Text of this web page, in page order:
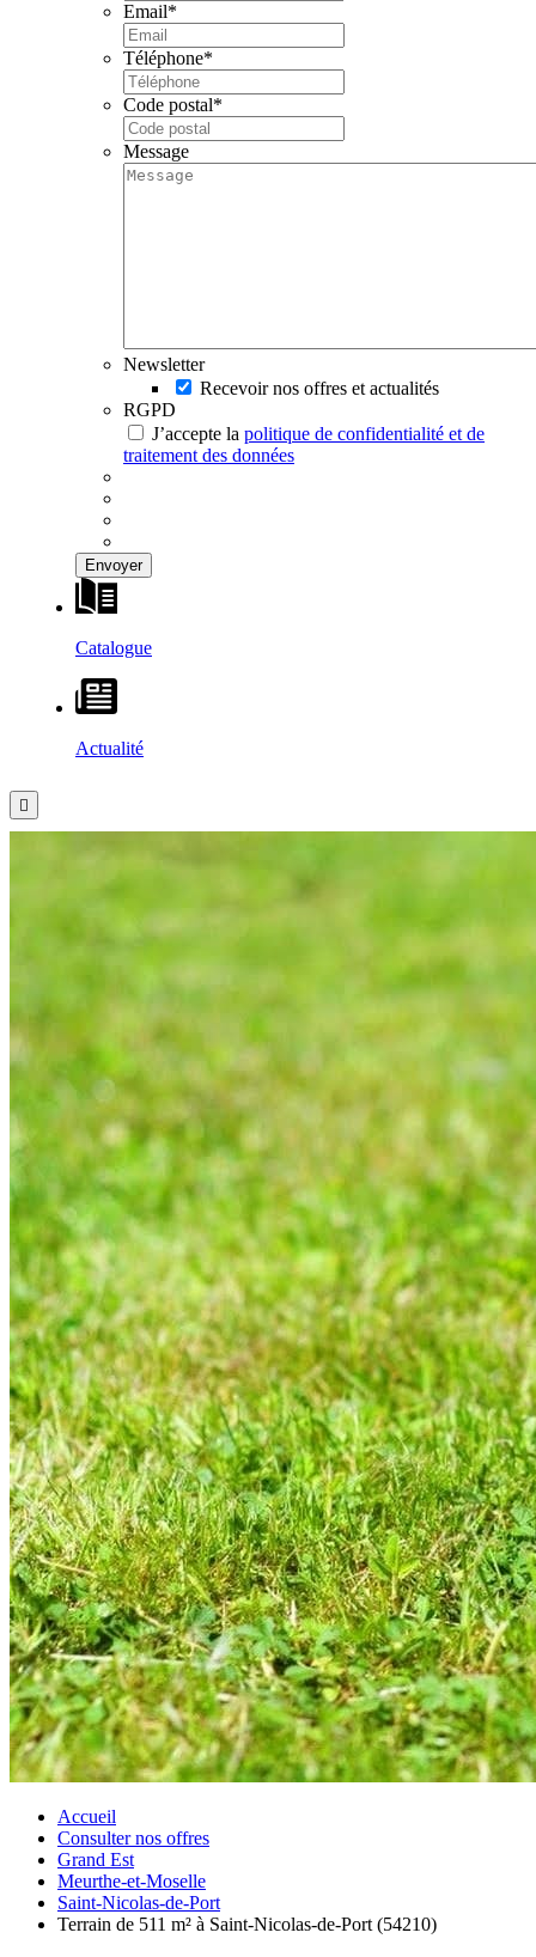
Email*
Téléphone*
Code postal*
Message
Newsletter
Recevoir nos offres et actualités
RGPD
J’accepte la politique de confidentialité et de
traitement des données
Catalogue
Actualité
Accueil
Consulter nos offres
Grand Est
Meurthe-et-Moselle
Saint-Nicolas-de-Port
Terrain de 511 m² à Saint-Nicolas-de-Port (54210)